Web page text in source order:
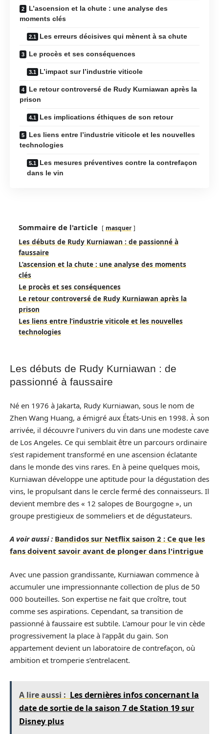
L’ascension et la chute : une analyse des
moments clés
Les erreurs décisives qui mènent à sa chute
Le procès et ses conséquences
L’impact sur l’industrie viticole
Le retour controversé de Rudy Kurniawan après la
prison
Les implications éthiques de son retour
Les liens entre l’industrie viticole et les nouvelles
technologies
Les mesures préventives contre la contrefaçon
dans le vin
Sommaire de l'article masquer
Les débuts de Rudy Kurniawan : de passionné à
faussaire
L’ascension et la chute : une analyse des moments
clés
Le procès et ses conséquences
Le retour controversé de Rudy Kurniawan après la
prison
Les liens entre l’industrie viticole et les nouvelles
technologies
Les débuts de Rudy Kurniawan : de
passionné à faussaire
Né en 1976 à Jakarta, Rudy Kurniawan, sous le nom de
Zhen Wang Huang, a émigré aux États-Unis en 1998. À son
arrivée, il découvre l’univers du vin dans une modeste cave
de Los Angeles. Ce qui semblait être un parcours ordinaire
s’est rapidement transformé en une ascension éclatante
dans le monde des vins rares. En à peine quelques mois,
Kurniawan développe une aptitude pour la dégustation des
vins, le propulsant dans le cercle fermé des connaisseurs. Il
devient membre des « 12 salopes de Bourgogne », un
groupe prestigieux de sommeliers et de dégustateurs.
A voir aussi : Bandidos sur Netflix saison 2 : Ce que les
fans doivent savoir avant de plonger dans l'intrigue
Avec une passion grandissante, Kurniawan commence à
accumuler une impressionnante collection de plus de 50
000 bouteilles. Son expertise ne fait que croître, tout
comme ses aspirations. Cependant, sa transition de
passionné à faussaire est subtile. L’amour pour le vin cède
progressivement la place à l’appât du gain. Son
appartement devient un laboratoire de contrefaçon, où
ambition et tromperie s’entrelacent.
A lire aussi : Les dernières infos concernant la
date de sortie de la saison 7 de Station 19 sur
Disney plus